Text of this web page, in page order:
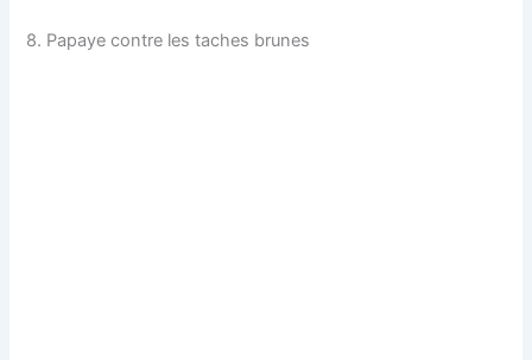
8. Papaye contre les taches brunes